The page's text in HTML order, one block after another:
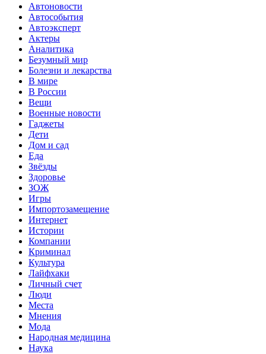
Автоновости
Автособытия
Автоэксперт
Актеры
Аналитика
Безумный мир
Болезни и лекарства
В мире
В России
Вещи
Военные новости
Гаджеты
Дети
Дом и сад
Еда
Звёзды
Здоровье
ЗОЖ
Игры
Импортозамещение
Интернет
Истории
Компании
Криминал
Культура
Лайфхаки
Личный счет
Люди
Места
Мнения
Мода
Народная медицина
Наука